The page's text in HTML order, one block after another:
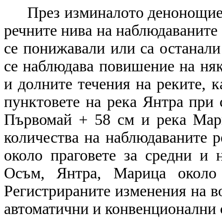
През изминалото
речните нива на
се понижавали или са
се наблюдава повишение на
и долните течения на реките,
пунктовете на река Янтра
Първомай + 58 см и река
количества на наблюдаваните
около праговете за средни и
Осъм, Янтра, Марица
Регистрираните изменения на
автоматични и